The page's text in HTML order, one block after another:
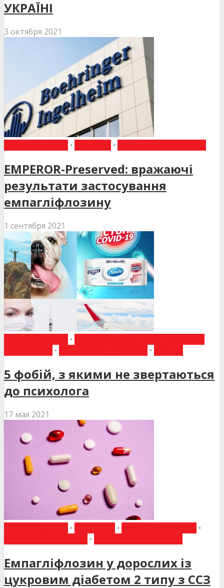
УКРАЇНІ
3 октября 2021
• •
EMPEROR-Preserved: вражаючі
результати застосування
емпагліфлозину
1 сентября 2021
•
• •
5 фобій, з якими не звертаються
до психолога
17 мая 2021
• •
•
•
Емпагліфлозин у дорослих із
цукровим діабетом 2 типу з ССЗ